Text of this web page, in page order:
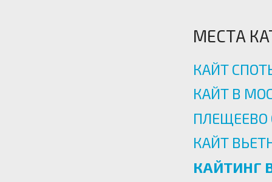
МЕСТА
КАЙТ
КАЙТ В
ПЛЕЩЕЕВО
КАЙТ
КАЙТИНГ